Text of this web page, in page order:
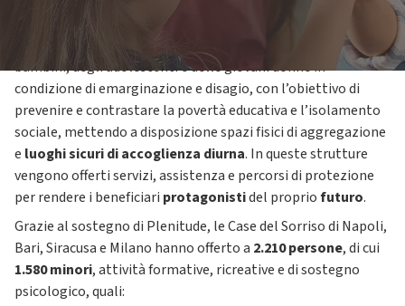
Le Case del Sorriso sono
spazi di espressione e socialità
capaci di ascoltare e osservare i
e le risorse dei
bambini, degli adolescenti e delle giovani donne in
condizione di emarginazione e disagio, con l’obiettivo di
prevenire e contrastare la povertà educativa e l’isolamento
sociale, mettendo a disposizione spazi fisici di aggregazione
e luoghi sicuri di accoglienza diurna. In queste strutture
vengono offerti servizi, assistenza e percorsi di protezione
per rendere i beneficiari protagonistidel propriofuturo.
Grazie al sostegno di Plenitude, le Case del Sorriso di Napoli,
Bari, Siracusa e Milano hanno offerto a 2.210 persone, di cui
1.580 minori, attività formative, ricreative e di sostegno
psicologico, quali: